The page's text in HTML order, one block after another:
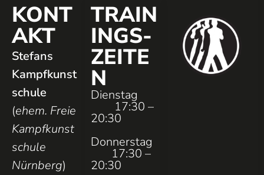
KONT
AKT
Stefans
Kampfkunst
schule
(ehem. Freie
Kampfkunst
schule
Nürnberg)
TRAIN
INGS­
ZEITE
N
Dienstag
17:30 –
20:30
Donnerstag
17:30 –
20:30